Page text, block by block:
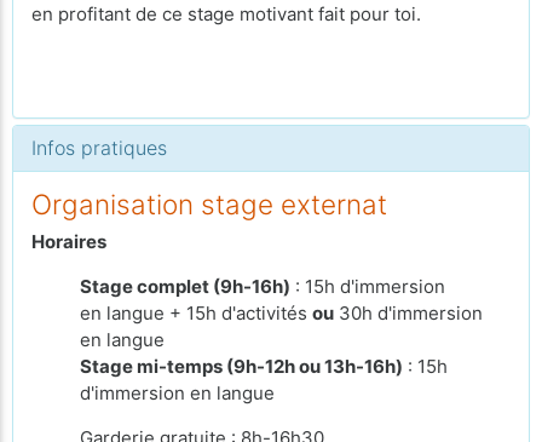
en profitant de ce stage motivant fait pour toi.
Infos pratiques
Organisation stage externat
Horaires
Stage complet (9h-16h) : 15h d'immersion
en langue + 15h d'activités ou 30h d'immersion
en langue
Stage mi-temps (9h-12h ou 13h-16h) : 15h
d'immersion en langue
Garderie gratuite : 8h-16h30